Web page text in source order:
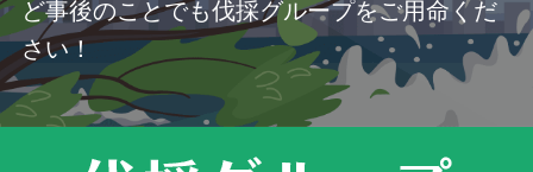
ど事後のことでも伐採グループをご用命くだ
さい！